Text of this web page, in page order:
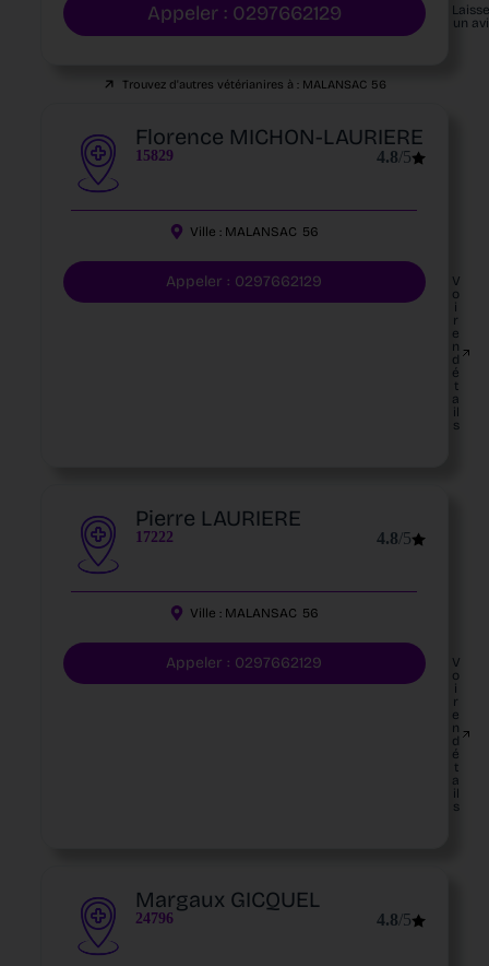
Appeler : 0297662129
un
Trouvez d'autres vétérianires à : MALANSAC 56
Florence MICHON-LAURIERE
15829 4.8/5
Ville : MALANSAC 56
Appeler : 0297662129
V
o
i
r
e
n
d
é
t
a
il
s
Pierre LAURIERE
17222 4.8/5
Ville : MALANSAC 56
Appeler : 0297662129
V
o
i
r
e
n
d
é
t
a
il
s
Margaux GICQUEL
24796 4.8/5